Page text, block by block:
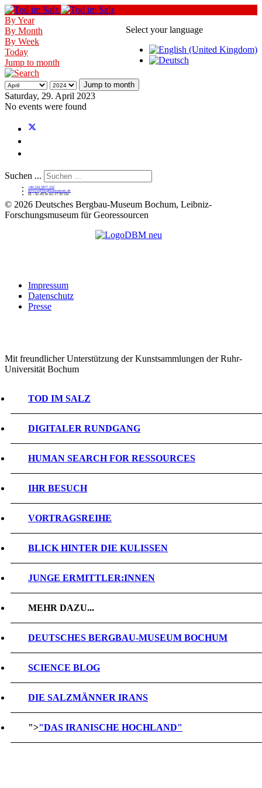
Select your language
By Year
By Month
By Week
Today
Jump to month
Jump to month
Saturday, 29. April 2023
No events were found
Suchen ...
+49 234 5877 232
service@bergbaumuseum.de
Di - So 09:30 bis 17:30 Uhr
© 2026 Deutsches Bergbau-Museum Bochum, Leibniz-
Forschungsmuseum für Georessourcen
Impressum
Datenschutz
Presse
Mit freundlicher Unterstützung der Kunstsammlungen der Ruhr-
Universität Bochum
TOD IM SALZ
DIGITALER RUNDGANG
HUMAN SEARCH FOR RESSOURCES
IHR BESUCH
VORTRAGSREIHE
BLICK HINTER DIE KULISSEN
JUNGE ERMITTLER:INNEN
MEHR DAZU...
DEUTSCHES BERGBAU-MUSEUM BOCHUM
SCIENCE BLOG
DIE SALZMÄNNER IRANS
">"DAS IRANISCHE HOCHLAND"